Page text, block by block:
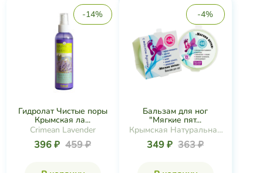
-14%
Гидролат Чистые поры
Крымская ла...
Crimean Lavender
396 ₽ 459 ₽
-4%
Бальзам для ног
"Мягкие пят...
Крымская Натуральная
Коллекция
349 ₽ 363 ₽